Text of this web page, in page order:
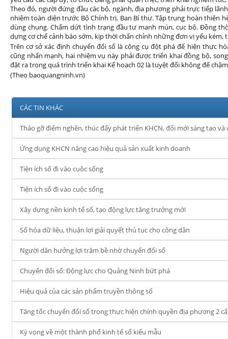
Theo đó, người đứng đầu các bộ, ngành, địa phương phải trực tiếp
nhiệm toàn diện trước Bộ Chính trị, Ban Bí thư. Tập trung hoàn thiện
dùng chung. Chấm dứt tình trạng đầu tư manh mún, cục bộ. Đồng
dựng cơ chế cảnh báo sớm, kịp thời chấn chỉnh những đơn vị yếu kém,
Trên cơ sở xác định chuyển đổi số là công cụ đột phá để hiện thực
cũng nhấn mạnh, hai nhiệm vụ này phải được triển khai đồng bộ,
đặt ra trong quá trình triển khai Kế hoạch 02 là tuyệt đối không để
(Theo baoquangninh.vn)
CÁC TIN KHÁC
Tháo gỡ điểm nghẽn, thúc đẩy phát triển KHCN, đổi mới sáng tạo và
Ứng dụng KHCN nâng cao hiệu quả sản xuất kinh doanh
Tiện ích số đi vào cuộc sống
Tiện ích số đi vào cuộc sống
Xây dựng nền kinh tế số, tạo động lực tăng trưởng mới
Số hóa dữ liệu, thuận lợi giải quyết thủ tục cho công dân
Người dân hưởng lợi trăm bề nhờ chuyển đổi số
Chuyển đổi số: Động lực cho Quảng Ninh bứt phá
Hiệu quả của các sản phẩm truyền thông số
Tăng tốc chuyển đổi số trong thực hiện chính quyền địa phương 2
Kỳ vọng về một thành phố kinh tế số kiểu mẫu